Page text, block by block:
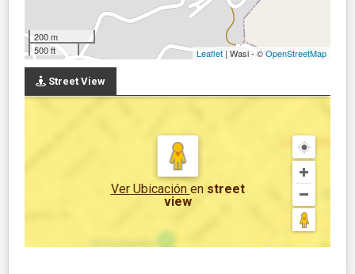
200 m
500 ft
Leaflet | Wasi - ©OpenStreetMap
Street View
Ver Ubicación en street
view